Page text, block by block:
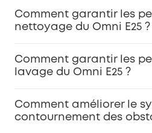
Comment garantir les
nettoyage du Omni E25 ?
Comment garantir les
lavage du Omni E25 ?
Comment améliorer le
contournement des